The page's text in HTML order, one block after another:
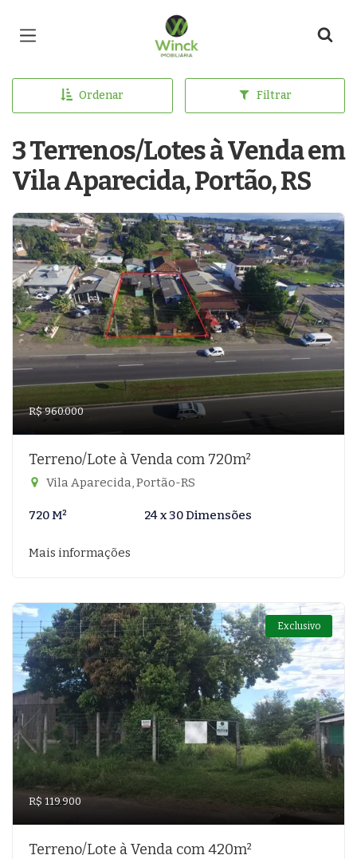
Página inicial
Ordenar Filtrar
3 Terrenos/Lotes à Venda em
Vila Aparecida, Portão, RS
R$ 960.000
Terreno/Lote à Venda com 720m²
Vila Aparecida, Portão-RS
720 M² 24 x 30 Dimensões
Mais informações
Exclusivo
R$ 119.900
Terreno/Lote à Venda com 420m²